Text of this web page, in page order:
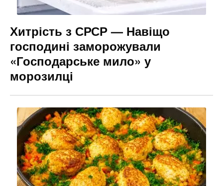
Хитрість з СРСР — Навіщо
господині заморожували
«Господарське мило» у
морозилці